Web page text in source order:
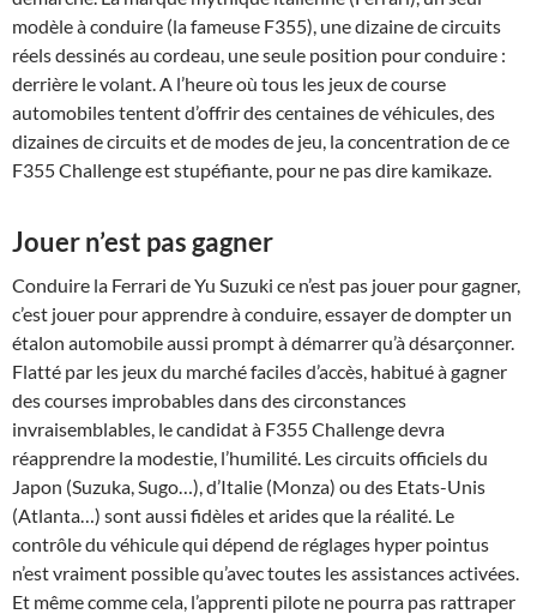
modèle à conduire (la fameuse F355), une dizaine de circuits
réels dessinés au cordeau, une seule position pour conduire :
derrière le volant. A l’heure où tous les jeux de course
automobiles tentent d’offrir des centaines de véhicules, des
dizaines de circuits et de modes de jeu, la concentration de ce
F355 Challenge est stupéfiante, pour ne pas dire kamikaze.
Jouer n’est pas gagner
Conduire la Ferrari de Yu Suzuki ce n’est pas jouer pour gagner,
c’est jouer pour apprendre à conduire, essayer de dompter un
étalon automobile aussi prompt à démarrer qu’à désarçonner.
Flatté par les jeux du marché faciles d’accès, habitué à gagner
des courses improbables dans des circonstances
invraisemblables, le candidat à F355 Challenge devra
réapprendre la modestie, l’humilité. Les circuits officiels du
Japon (Suzuka, Sugo…), d’Italie (Monza) ou des Etats-Unis
(Atlanta…) sont aussi fidèles et arides que la réalité. Le
contrôle du véhicule qui dépend de réglages hyper pointus
n’est vraiment possible qu’avec toutes les assistances activées.
Et même comme cela, l’apprenti pilote ne pourra pas rattraper